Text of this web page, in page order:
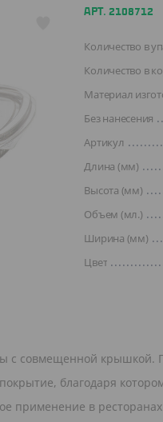
АРТ. 2108712
Количество в
Количество в
Материал
Без нанесения
Артикул
Длина (мм)
Высота (мм)
Объем (мл.)
Ширина (мм)
Цвет
с совмещенной крышкой.
благодаря
в ресторанах